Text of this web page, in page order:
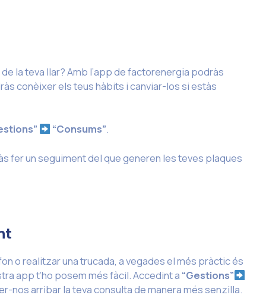
la teva llar? Amb l’app de factorenergia podràs
conèixer els teus hàbits i canviar-los si estàs
“Consums”.
fer un seguiment del que generen les teves plaques
o realitzar una trucada, a vegades el més pràctic és
app t’ho posem més fàcil. Accedint a “Gestions”
nos arribar la teva consulta de manera més senzilla.